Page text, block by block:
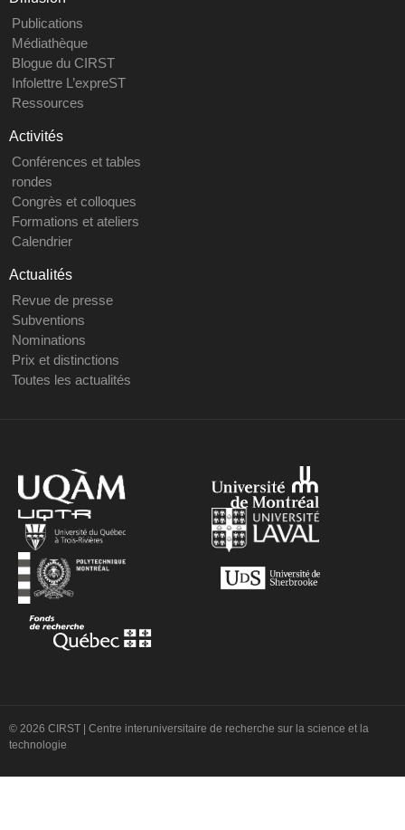
Publications
Médiathèque
Blogue du CIRST
Infolettre L’expreST
Ressources
Activités
Conférences et tables
rondes
Congrès et colloques
Formations et ateliers
Calendrier
Actualités
Revue de presse
Subventions
Nominations
Prix et distinctions
Toutes les actualités
© 2026 CIRST | Centre interuniversitaire de recherche sur la science et la
technologie